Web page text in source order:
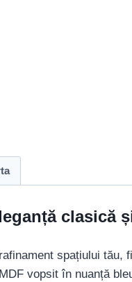
spațiului
vopsit în nuanță